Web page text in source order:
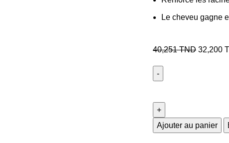
Le cheveu gagne
40,251TND 32,200
Ajouter au panier